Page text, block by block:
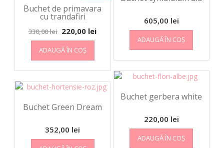
605,00 lei
ADAUGĂ ÎN COȘ
Buchet de primavara
cu trandafiri
330,00lei 220,00 lei
ADAUGĂ ÎN COȘ
Buchet gerbera white
220,00 lei
ADAUGĂ ÎN COȘ
Buchet Green Dream
352,00 lei